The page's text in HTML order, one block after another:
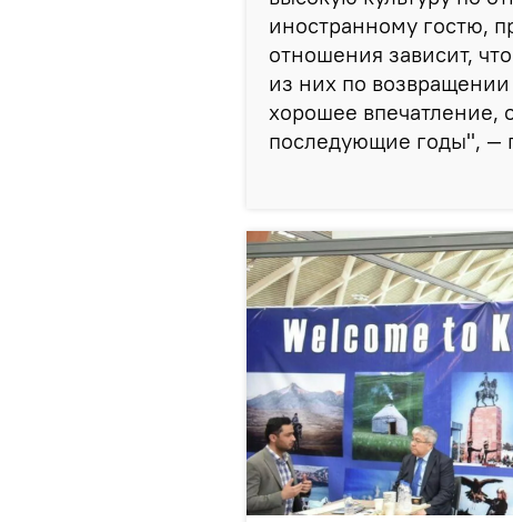
иностранному гостю,
отношения зависит,
из них по
хорошее впечатление,
последующие годы", —